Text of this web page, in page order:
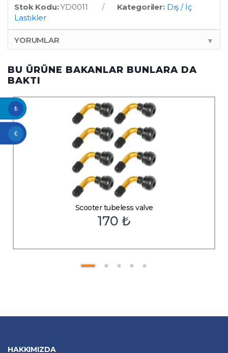
Stok Kodu:YD0011 Kategoriler: Dış / İç
Lastikler
YORUMLAR ▼
BU ÜRÜNE BAKANLAR BUNLARA DA
BAKTI
Scooter tubeless valve
170₺
HAKKIMIZDA
₺
€